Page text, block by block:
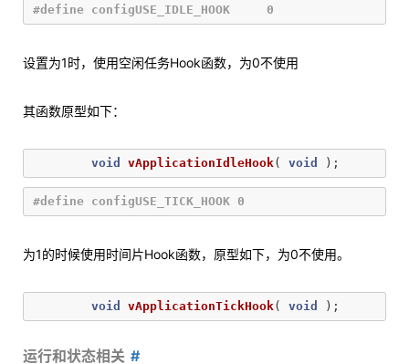
设置为1时，使用空闲任务Hook函数，为0不使用
其函数原型如下：
void vApplicationIdleHook( void );
为1的时候使用时间片Hook函数，原型如下，为0不使用。
void vApplicationTickHook( void );
运行和状态相关